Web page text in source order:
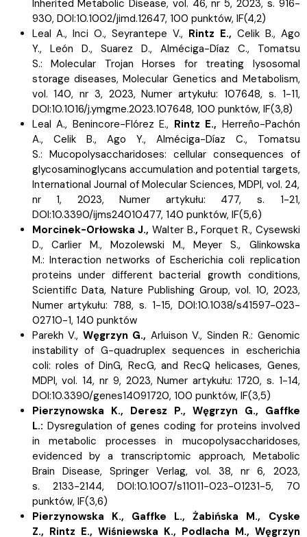
Inherited Metabolic Disease, vol. 46, nr 5, 2023, s. 916-
930, DOI:10.1002/jimd.12647, 100 punktów, IF(4,2)
Leal A., Inci O., Seyrantepe V., Rintz E., Celik B., Ago
Y.,
León D., Suarez D., Alméciga-Díaz C.,
Tomatsu
S.:
Molecular Trojan Horses for treating lysosomal
storage diseases, Molecular Genetics and Metabolism,
vol. 140, nr 3, 2023, Numer artykułu: 107648, s. 1-11,
DOI:10.1016/j.ymgme.2023.107648, 100 punktów, IF(3,8)
Leal A., Benincore-Flórez E., Rintz E., Herreño-Pachón
A.,
Celik B., Ago Y., Alméciga-Díaz C.,
Tomatsu
S.: Mucopolysaccharidoses: cellular consequences of
glycosaminoglycans accumulation and potential targets,
International Journal of Molecular Sciences, MDPI, vol. 24,
nr 1, 2023, Numer artykułu: 477, s.
1-21,
DOI:10.3390/ijms24010477, 140 punktów, IF(5,6)
Morcinek-Orłowska J., Walter B., Forquet R., Cysewski
D.,
Carlier M., Mozolewski M., Meyer S.,
Glinkowska
M.: Interaction networks of Escherichia coli replication
proteins under different bacterial growth conditions,
Scientific Data, Nature Publishing Group, vol. 10, 2023,
Numer artykułu: 788, s. 1-15, DOI:10.1038/s41597-023-
02710-1, 140 punktów
Parekh V., Węgrzyn G., Arluison V., Sinden R.: Genomic
instability of G-quadruplex sequences in escherichia
coli: roles of DinG, RecG, and RecQ helicases, Genes,
MDPI, vol. 14, nr 9, 2023, Numer artykułu: 1720, s. 1-14,
DOI:10.3390/genes14091720, 100 punktów, IF(3,5)
Pierzynowska K., Deresz P., Węgrzyn G., Gaffke
L.: Dysregulation of genes coding for proteins involved
in metabolic processes in mucopolysaccharidoses,
evidenced by a transcriptomic approach, Metabolic
Brain Disease, Springer Verlag, vol. 38, nr 6, 2023,
s.
2133-2144, DOI:10.1007/s11011-023-01231-5, 70
punktów, IF(3,6)
Pierzynowska K.,
Gaffke L., Żabińska M.,
Cyske
Z., Rintz E., Wiśniewska K., Podlacha M., Węgrzyn